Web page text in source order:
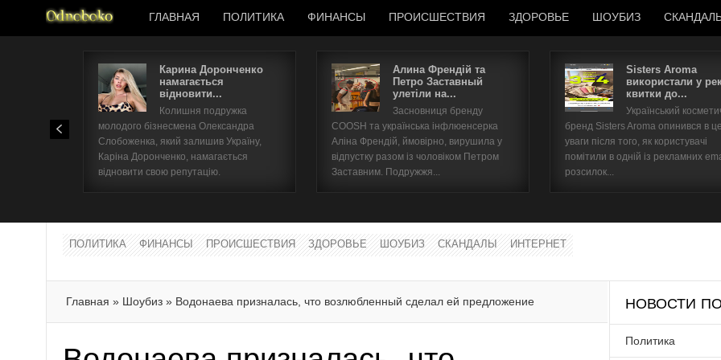
ГЛАВНАЯ ПОЛИТИКА ФИНАНСЫ ПРОИСШЕСТВИЯ ЗДОРОВЬЕ ШОУБИЗ
Карина Доронченко
намагається
відновити...
Колишня подружка
молодого бізнесмена Олександра
Слобоженка, який залишив Україну,
Каріна Доронченко, намагається
відновити свою репутацію.
Алина Френдій та
Петро Заставный
улетіли на...
Засновниця бренду
COOSH та українська інфлюенсерка
Аліна Френдій, ймовірно, вирушила у
відпустку разом із чоловіком Петром
Заставним. Подружжя...
Sisters Aroma
використали у
квитки до...
Український
бренд Sisters Aroma опинився в
уваги після того, як користувачі
помітили в одній із рекламних
розсилок...
ПОЛИТИКА ФИНАНСЫ ПРОИСШЕСТВИЯ ЗДОРОВЬЕ ШОУБИЗ СКАНДАЛЫ ИНТЕРНЕТ
Главная » Шоубиз » Водонаева призналась, что возлюбленный сделал ей предложение НОВОСТИ
Политика
Имя пользователя
Забыли имя пользователя?